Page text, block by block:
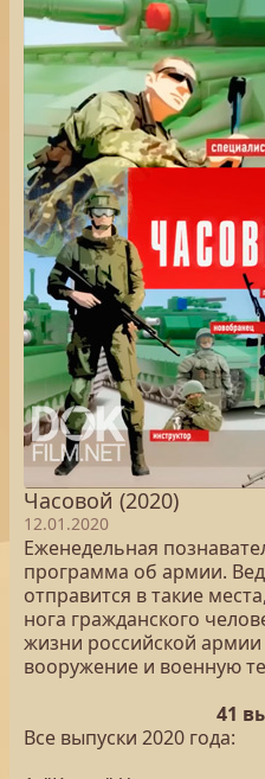
Часовой (2020)
12.01.2020
Еженедельная
программа об армии.
отправится в такие
нога гражданского
жизни российской
вооружение и военную
41
Все выпуски 2020 года: